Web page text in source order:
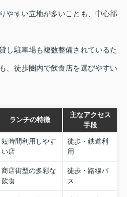
やすい立地が多いことも、中心部
し駐車場も複数整備されているた
、徒歩圏内で飲食店を選びやすい
ランチの特徴
主なアクセス
手段
短時間利用しやす
い店
徒歩・鉄道利
用
商店街型の多彩な
飲食
徒歩・路線バ
ス